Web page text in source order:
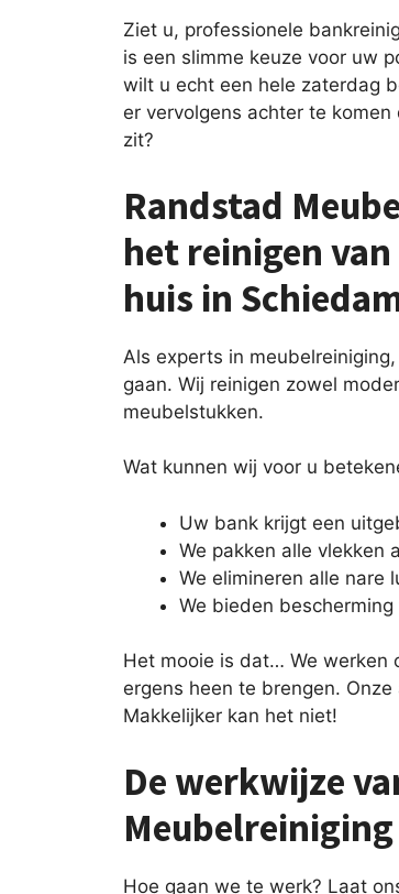
Ziet u, professionele
is een slimme keuze voor uw
wilt u echt een hele zaterdag
er vervolgens achter te
zit?
Randstad
het reinigen
huis in
Als experts in
gaan. Wij reinigen zowel
meubelstukken.
Wat kunnen wij voor u
Uw bank krijgt een
We pakken alle vlekken
We elimineren alle nare
We bieden
Het mooie is dat… We werken
ergens heen te brengen.
Makkelijker kan het niet!
De werkwijze
Hoe gaan we te werk? Laat